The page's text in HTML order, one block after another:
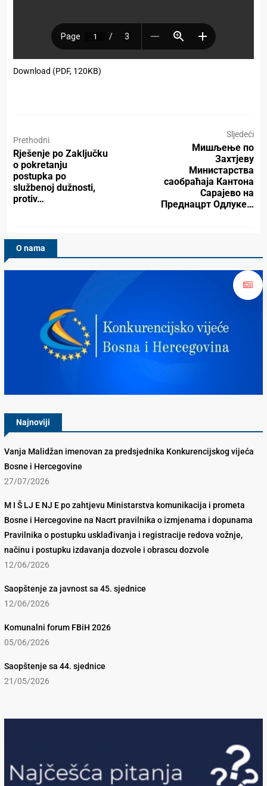
Download (PDF, 120KB)
Prethodni
Rješenje po Zaključku
o pokretanju
postupka po
službenoj dužnosti,
protiv…
Sljedeći
Мишљење по
Захтјеву
Министарства
саобраћаја Кантона
Сарајево на
Преднацрт Одлуке…
O nama
Najnoviji
Vanja Malidžan imenovan za predsjednika Konkurencijskog vijeća
Bosne i Hercegovine
27/07/2026
M I Š LJ E NJ E po zahtjevu Ministarstva komunikacija i prometa
Bosne i Hercegovine na Nacrt pravilnika o izmjenama i dopunama
Pravilnika o postupku usklađivanja i registracije redova vožnje,
načinu i postupku izdavanja dozvole i obrascu dozvole
12/06/2026
Saopštenje za javnost sa 45. sjednice
12/06/2026
Komunalni forum FBiH 2026
05/06/2026
Saopštenje sa 44. sjednice
21/05/2026